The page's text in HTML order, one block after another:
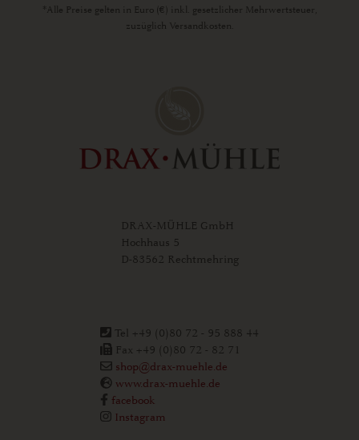
*Alle Preise gelten in Euro (€) inkl. gesetzlicher Mehrwertsteuer,
zuzüglich Versandkosten.
DRAX-MÜHLE GmbH
Hochhaus 5
D-83562 Rechtmehring
Tel +49 (0)80 72 - 95 888 44
Fax +49 (0)80 72 - 82 71
shop@drax-muehle.de
www.drax-muehle.de
facebook
Instagram